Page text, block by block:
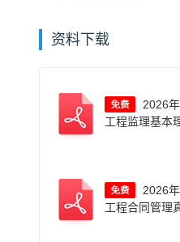
资料下载
工程监理基本
工程合同管理